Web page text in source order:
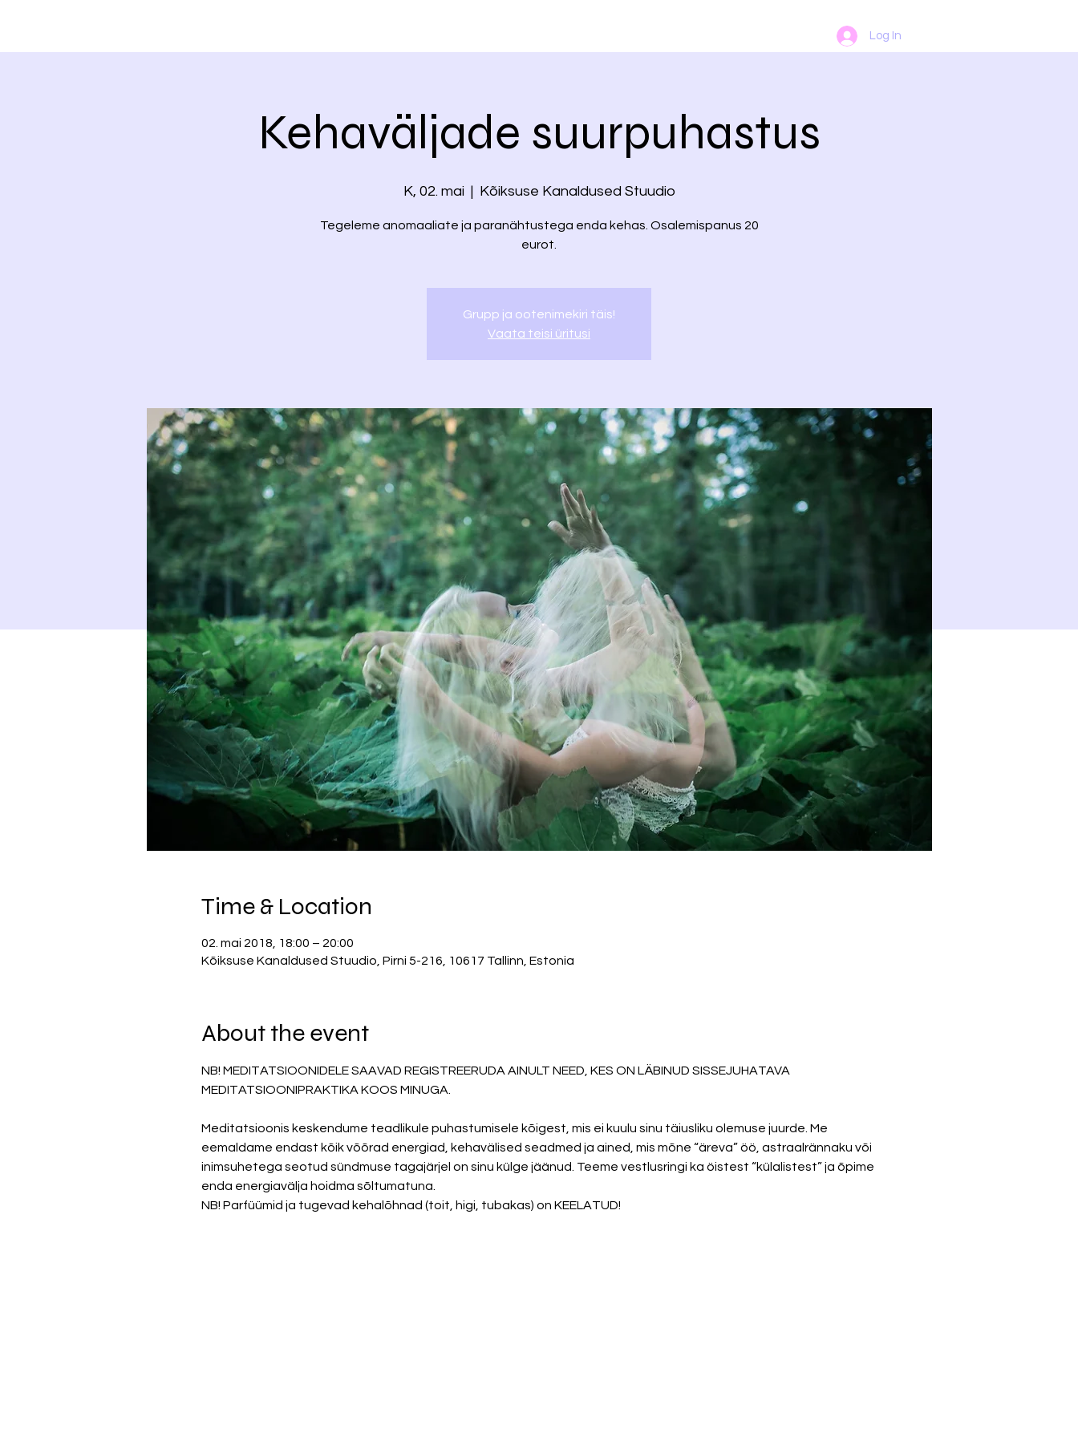
Log In
Kehaväljade suurpuhastus
K, 02. mai
  |
Kõiksuse Kanaldused Stuudio
Tegeleme anomaaliate ja paranähtustega enda kehas. Osalemispanus 20
eurot.
Grupp ja ootenimekiri täis!
Vaata teisi üritusi
Time & Location
02. mai 2018, 18:00 – 20:00
Kõiksuse Kanaldused Stuudio, Pirni 5-216, 10617 Tallinn, Estonia
About the event
NB! MEDITATSIOONIDELE SAAVAD REGISTREERUDA AINULT NEED, KES ON LÄBINUD SISSEJUHATAVA
MEDITATSIOONIPRAKTIKA KOOS MINUGA.
Meditatsioonis keskendume teadlikule puhastumisele kõigest, mis ei kuulu sinu täiusliku olemuse juurde. Me
eemaldame endast kõik võõrad energiad, kehavälised seadmed ja ained, mis mõne “äreva” öö, astraalrännaku või
inimsuhetega seotud sündmuse tagajärjel on sinu külge jäänud. Teeme vestlusringi ka öistest “külalistest” ja õpime
enda energiavälja hoidma sõltumatuna.
NB! Parfüümid ja tugevad kehalõhnad (toit, higi, tubakas) on KEELATUD!